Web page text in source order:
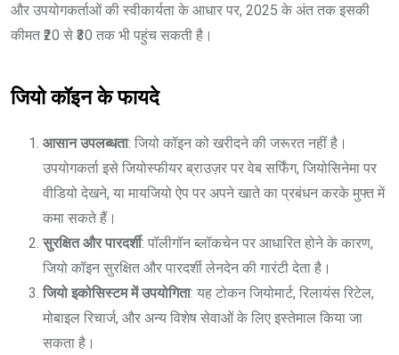
और उपयोगकर्ताओं की स्वीकार्यता के आधार पर, 2025 के अंत तक इसकी
कीमत ₹20 से ₹30 तक भी पहुंच सकती है।
जियो कॉइन के फायदे
आसान उपलब्धता: जियो कॉइन को खरीदने की जरूरत नहीं है।
उपयोगकर्ता इसे जियोस्फीयर ब्राउज़र पर वेब सर्फिंग, जियोसिनेमा पर
वीडियो देखने, या मायजियो ऐप पर अपने खाते का प्रबंधन करके मुफ्त में
कमा सकते हैं।
सुरक्षित और पारदर्शी: पॉलीगॉन ब्लॉकचेन पर आधारित होने के कारण,
जियो कॉइन सुरक्षित और पारदर्शी लेनदेन की गारंटी देता है।
जियो इकोसिस्टम में उपयोगिता: यह टोकन जियोमार्ट, रिलायंस रिटेल,
मोबाइल रिचार्ज, और अन्य विशेष सेवाओं के लिए इस्तेमाल किया जा
सकता है।